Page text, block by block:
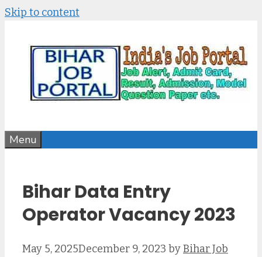
Skip to content
Menu
Bihar Data Entry
Operator Vacancy 2023
May 5, 2025December 9, 2023 byBihar Job